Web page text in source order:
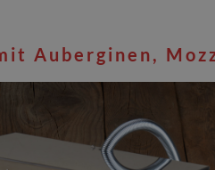
Auberginen,